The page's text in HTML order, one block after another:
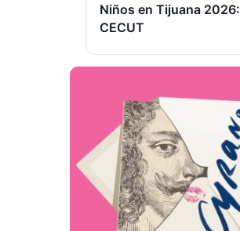
Niños en Tijuana 2026:
CECUT